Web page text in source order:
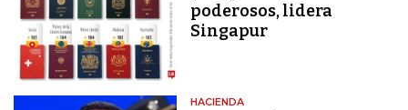
poderosos, lidera
Singapur
HACIENDA